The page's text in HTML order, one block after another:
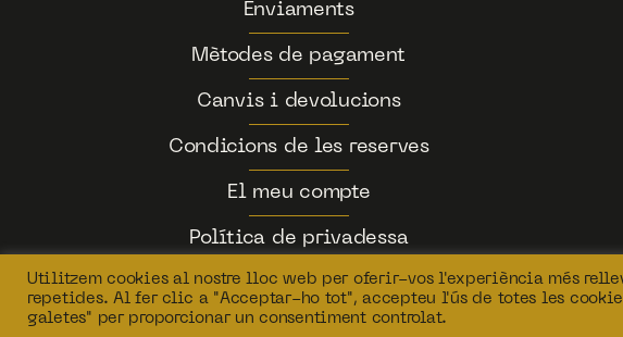
Enviaments
Mètodes de pagament
Canvis i devolucions
Condicions de les reserves
El meu compte
Política de privadessa
Utilitzem cookies al nostre lloc web per oferir-vos l'experiència més
repetides. Al fer clic a "Acceptar-ho tot", accepteu l'ús de totes les
galetes" per proporcionar un consentiment controlat.